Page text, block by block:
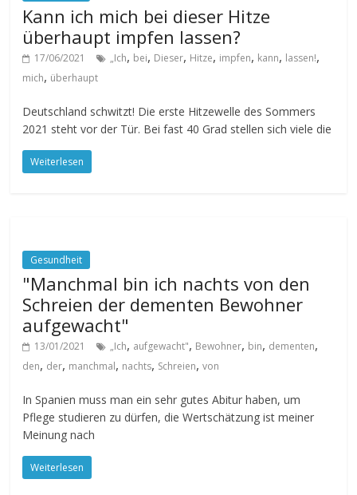
Kann ich mich bei dieser Hitze
überhaupt impfen lassen?
17/06/2021 „Ich, bei, Dieser, Hitze, impfen, kann, lassen!,
mich, überhaupt
Deutschland schwitzt! Die erste Hitzewelle des Sommers
2021 steht vor der Tür. Bei fast 40 Grad stellen sich viele die
Weiterlesen
Gesundheit
"Manchmal bin ich nachts von den
Schreien der dementen Bewohner
aufgewacht"
13/01/2021 „Ich, aufgewacht", Bewohner, bin, dementen,
den, der, manchmal, nachts, Schreien,von
In Spanien muss man ein sehr gutes Abitur haben, um
Pflege studieren zu dürfen, die Wertschätzung ist meiner
Meinung nach
Weiterlesen